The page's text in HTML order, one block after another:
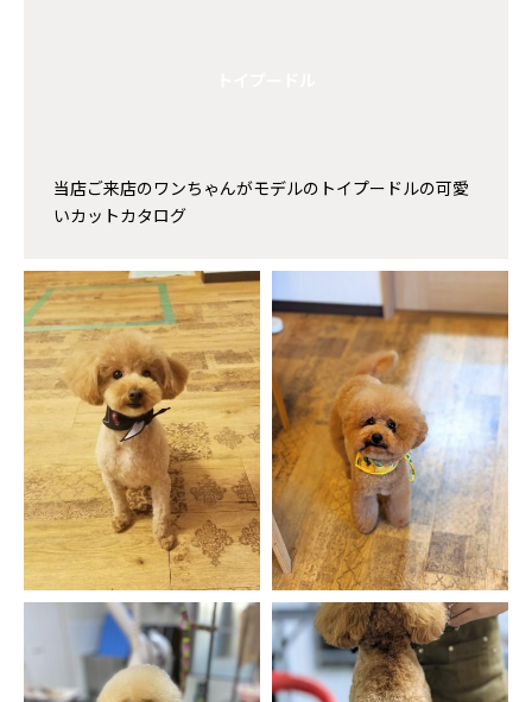
当店ご来店のワンちゃんがモデルのトイプードルの可愛
いカットカタログ